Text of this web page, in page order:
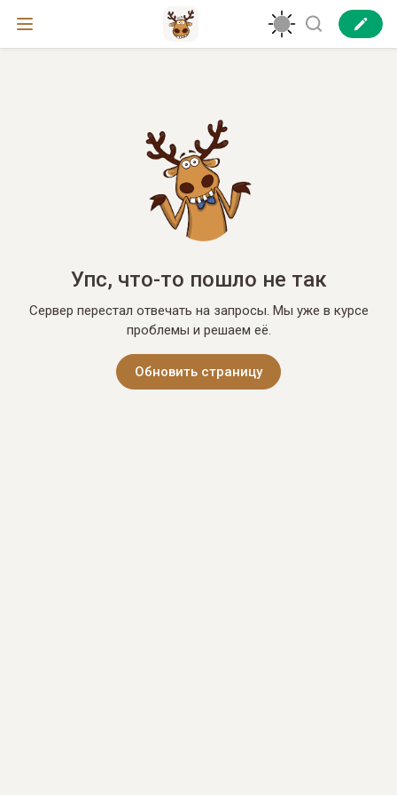
Упс, что-то пошло не так
Сервер перестал отвечать на запросы. Мы уже в курсе
проблемы и решаем её.
Обновить страницу